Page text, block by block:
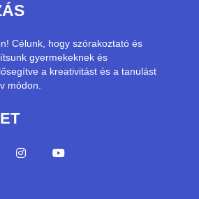
Célunk, hogy szórakoztató és
gyermekeknek és
a kreativitást és a tanulást
módon.